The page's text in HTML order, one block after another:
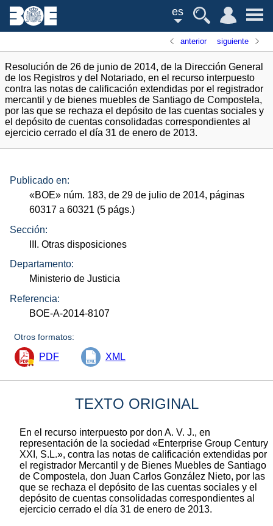
es
anterior siguiente
Resolución de 26 de junio de 2014, de la Dirección General
de los Registros y del Notariado, en el recurso interpuesto
contra las notas de calificación extendidas por el registrador
mercantil y de bienes muebles de Santiago de Compostela,
por las que se rechaza el depósito de las cuentas sociales y
el depósito de cuentas consolidadas correspondientes al
ejercicio cerrado el día 31 de enero de 2013.
Publicado en:
«BOE» núm. 183, de 29 de julio de 2014, páginas
60317 a 60321 (5 págs.)
Sección:
III. Otras disposiciones
Departamento:
Ministerio de Justicia
Referencia:
BOE-A-2014-8107
Otros formatos:
PDF XML
TEXTO ORIGINAL
En el recurso interpuesto por don A. V. J., en
representación de la sociedad «Enterprise Group Century
XXI, S.L.», contra las notas de calificación extendidas por
el registrador Mercantil y de Bienes Muebles de Santiago
de Compostela, don Juan Carlos González Nieto, por las
que se rechaza el depósito de las cuentas sociales y el
depósito de cuentas consolidadas correspondientes al
ejercicio cerrado el día 31 de enero de 2013.